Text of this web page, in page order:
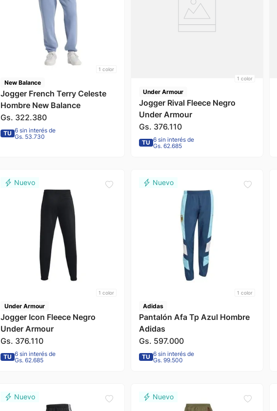
1 color
New Balance
Jogger French Terry Celeste
Hombre New Balance
Gs. 322.380
TU 6 sin interés de
Gs. 53.730
1 color
Under Armour
Jogger Rival Fleece Negro
Under Armour
Gs. 376.110
TU 6 sin interés de
Gs. 62.685
1 color
Under Armour
Jogger Icon Fleece Negro
Under Armour
Gs. 376.110
TU 6 sin interés de
Gs. 62.685
1 color
Adidas
Pantalón Afa Tp Azul Hombre
Adidas
Gs. 597.000
TU 6 sin interés de
Gs. 99.500